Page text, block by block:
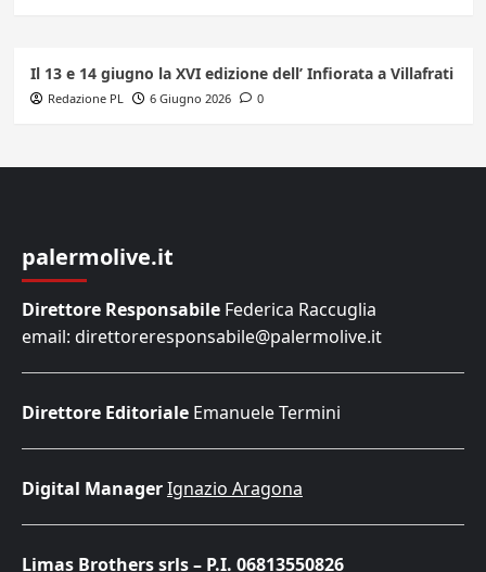
Il 13 e 14 giugno la XVI edizione dell’ Infiorata a Villafrati
Redazione PL 6 Giugno 2026 0
palermolive.it
Direttore Responsabile Federica Raccuglia
email: direttoreresponsabile@palermolive.it
Direttore Editoriale Emanuele Termini
Digital ManagerIgnazio Aragona
Limas Brothers srls – P.I. 06813550826